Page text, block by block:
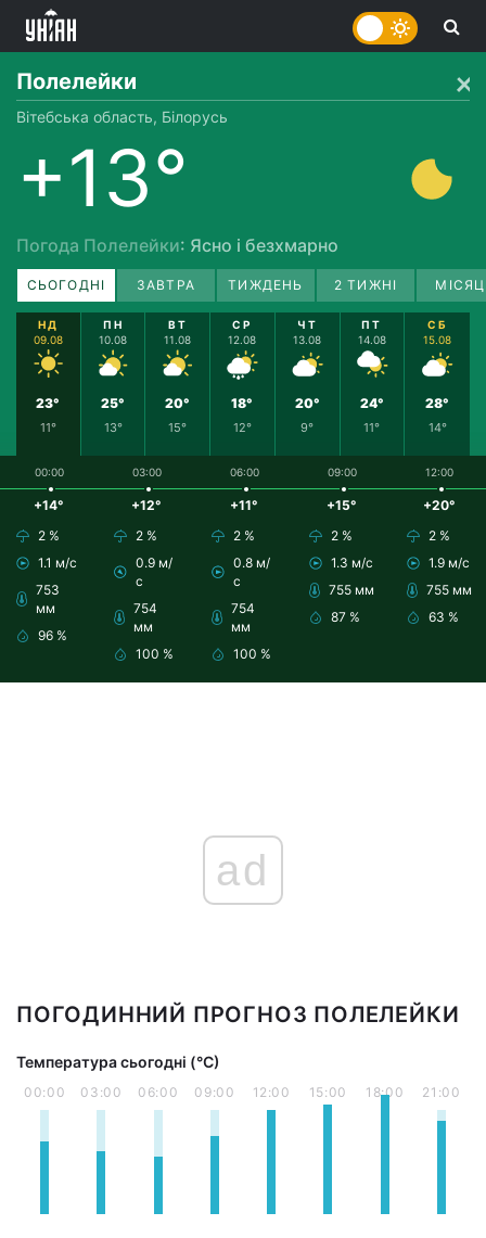
Полелейки
Вітебська область, Білорусь
+13°
Погода Полелейки: Ясно і безхмарно
СЬОГОДНІ ЗАВТРА ТИЖДЕНЬ 2 ТИЖНІ
НД
09.08
23°
11°
ПН
10.08
25°
13°
ВТ
11.08
20°
15°
СР
12.08
18°
12°
ЧТ
13.08
20°
9°
ПТ
14.08
24°
11°
СБ
15.08
28°
14°
00:00
+14°
2 %
1.1 м/с
753
мм
96 %
03:00
+12°
2 %
0.9 м/
с
754
мм
100 %
06:00
+11°
2 %
0.8 м/
с
754
мм
100 %
09:00
+15°
2 %
1.3 м/с
755 мм
87 %
12:00
+20°
2 %
1.9 м/с
755 мм
63 %
ad
ПОГОДИННИЙ ПРОГНОЗ ПОЛЕЛЕЙКИ
Температура сьогодні (°С)
00:00 03:00 06:00 09:00 12:00 15:00 18:00 21:00